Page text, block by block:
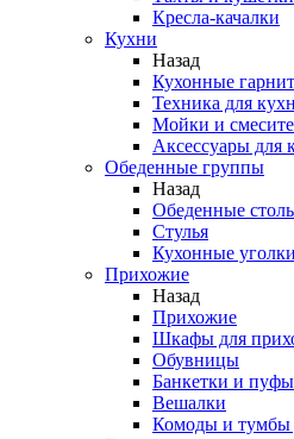
Кресла-качалки
Кухни
Назад
Кухонные
Техника для
Мойки и
Аксессуары для
Обеденные группы
Назад
Обеденные
Стулья
Кухонные уголки
Прихожие
Назад
Прихожие
Шкафы для
Обувницы
Банкетки и пуфы
Вешалки
Комоды и тумбы